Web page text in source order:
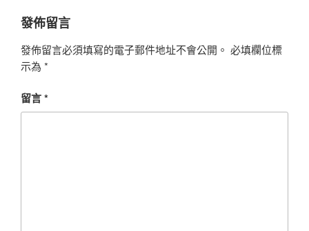
發佈留言
發佈留言必須填寫的電子郵件地址不會公開。 必填欄位標
示為 *
留言*